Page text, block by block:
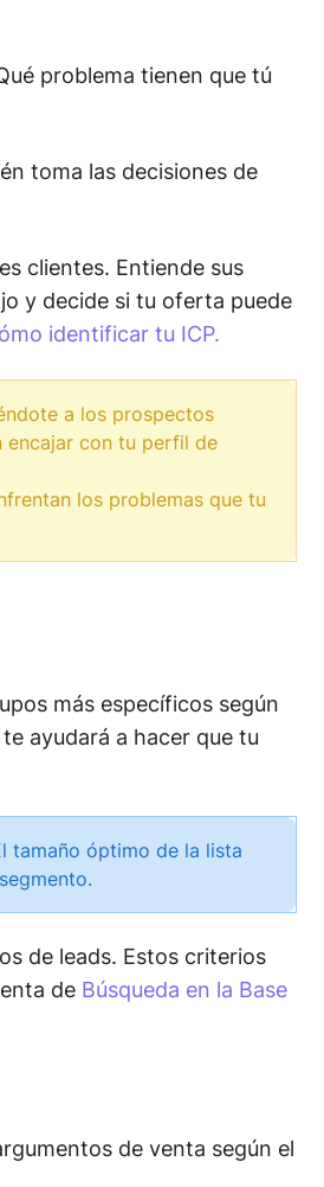
problema tienen que tú
toma las decisiones de
clientes. Entiende sus
y decide si tu oferta puede
identificar tu ICP.
a los prospectos
encajar con tu perfil de
los problemas que tu
más específicos según
ayudará a hacer que tu
tamaño óptimo de la lista
de leads. Estos criterios
de Búsqueda en la Base
de venta según el